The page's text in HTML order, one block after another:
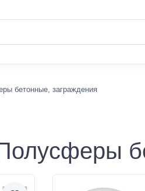
бетонные, заграждения